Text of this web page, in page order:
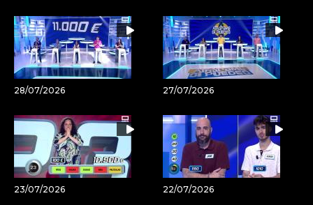
28/07/2026 27/07/2026
23/07/2026 22/07/2026